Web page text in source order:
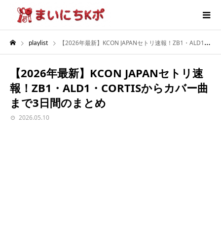
playlist 【2026年最新】KCON JAPANセトリ速報！ZB1・ALD1・CORTISからカバー曲まで3日間のまとめ
【2026年最新】KCON JAPANセトリ速
報！ZB1・ALD1・CORTISからカバー曲
まで3日間のまとめ
2026.05.10